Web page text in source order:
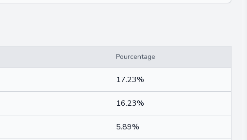
Pourcentage
17.23%
16.23%
5.89%